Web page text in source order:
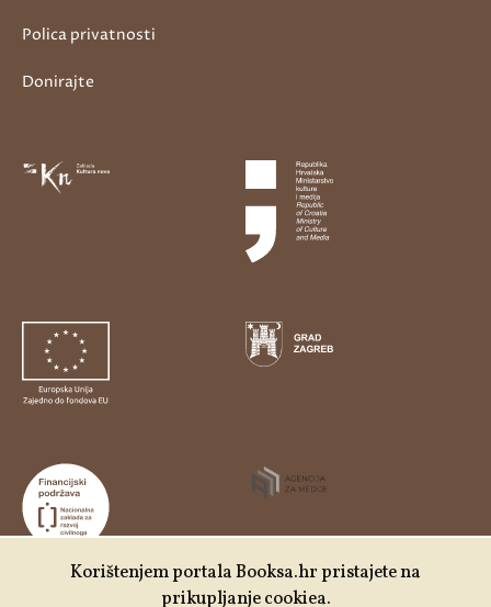
Polica privatnosti
Donirajte
Korištenjem portala Booksa.hr pristajete na
prikupljanje cookiea.